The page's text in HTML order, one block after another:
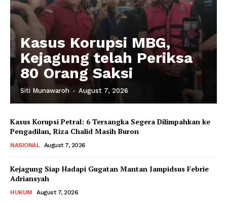
Kasus Korupsi MBG,
Kejagung telah Periksa
80 Orang Saksi
Siti Munawaroh - August 7, 2026
Kasus Korupsi Petral: 6 Tersangka Segera Dilimpahkan ke
Pengadilan, Riza Chalid Masih Buron
NASIONAL August 7, 2026
Kejagung Siap Hadapi Gugatan Mantan Jampidsus Febrie
Adriansyah
HUKUM August 7, 2026